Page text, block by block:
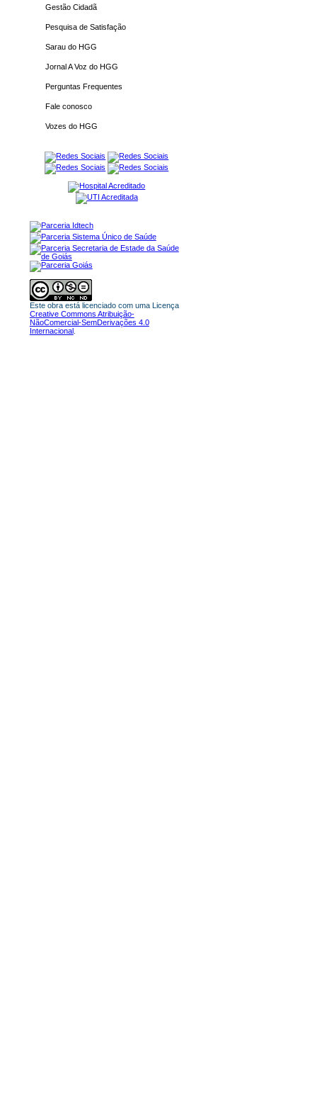
Gestão Cidadã
Pesquisa de Satisfação
Sarau do HGG
Jornal A Voz do HGG
Perguntas Frequentes
Fale conosco
Vozes do HGG
Este obra está licenciado com uma Licença
Creative Commons Atribuição-
NãoComercial-SemDerivações 4.0
Internacional.